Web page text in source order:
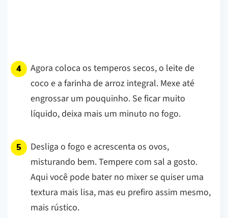
Agora coloca os temperos secos, o leite de
coco e a farinha de arroz integral. Mexe até
engrossar um pouquinho. Se ficar muito
líquido, deixa mais um minuto no fogo.
Desliga o fogo e acrescenta os ovos,
misturando bem. Tempere com sal a gosto.
Aqui você pode bater no mixer se quiser uma
textura mais lisa, mas eu prefiro assim mesmo,
mais rústico.